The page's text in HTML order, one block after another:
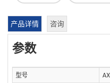
产品详情 咨询
参数
型号